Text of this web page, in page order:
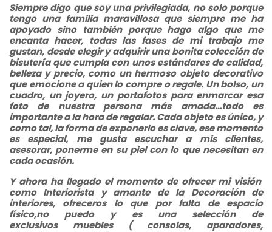
Siempre digo que soy una privilegiada, no solo porque
tengo una familia maravillosa que siempre me ha
apoyado sino también porque hago algo que me
encanta hacer, todas las fases de mi trabajo me
gustan, desde elegir y adquirir una bonita colección de
bisutería que cumpla con unos estándares de calidad,
belleza y precio, como un hermoso objeto decorativo
que emocione a quien lo compre o regale. Un bolso, un
cuadro, un joyero, un portafotos para enmarcar esa
foto de nuestra persona más amada…todo es
importante a la hora de regalar. Cada objeto es único, y
como tal, la forma de exponerlo es clave, ese momento
es especial, me gusta escuchar a mis clientes,
asesorar, ponerme en su piel con lo que necesitan en
cada ocasión.
Y ahora ha llegado el momento de ofrecer mi visión
como Interiorista y amante de la Decoración de
interiores, ofreceros lo que por falta de espacio
físico,no puedo y es una selección de
exclusivos muebles ( consolas, aparadores,